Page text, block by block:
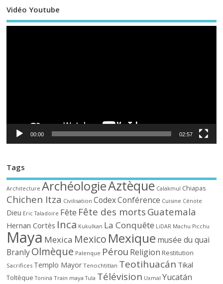
Vidéo Youtube
00:00 02:57
Tags
Architecture ArchéologieAztèque Calakmul Chiapas
Chichen Itza Civilisation CodexConférence Cuisine Cénote
Dieu Eric Taladoire Fête Fête des morts Guatemala
Hernan Cortès Inca Kukulkan La Conquête LiDAR Machu Picchu
Maya Mexica Mexico Mexique musée du quai
BranlyOlmèque Palenque Pérou Religion Restitution
Sacrifices Templo Mayor Tenochtitlan Teotihuacán Tikal
Toltèque Toniná Train maya Tula Télévision Uxmal Yucatán